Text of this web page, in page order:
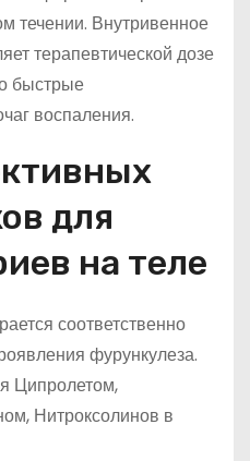
течении. Внутривенное
терапевтической дозе
быстрые
воспаления.
для
на теле
соответственно
фурункулеза.
Ципролетом,
Нитроксолинов в